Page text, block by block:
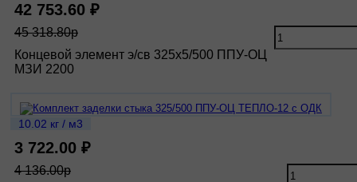
42 753.60 ₽
45 318.80р
Концевой элемент э/св 325х5/500 ППУ-ОЦ
МЗИ 2200
10.02 кг / м3
3 722.00 ₽
4 136.00р